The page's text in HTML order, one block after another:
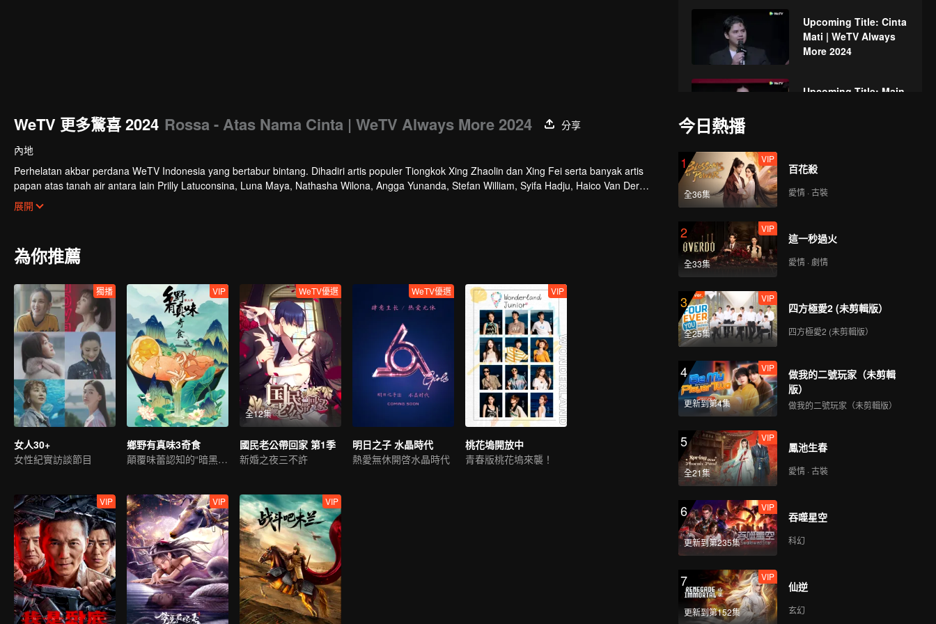
Upcoming Title: Cinta
Mati | WeTV Always
More 2024
Upcoming Title: Main
Upcoming Title:
Kawin Tangan | WeTV
Always More 2024
Upcoming Title: Dua
Wajah Arjuna | WeTV
Always More 2024
Upcoming Title:
Harus Kawin | WeTV
Always More 2024
Upcoming Title:
Selingkuh | WeTV
Always More 2024
Rossa - Sakura |
WeTV Always More
2024
WeTV 更多驚喜 2024 Rossa - Atas Nama Cinta | WeTV Always More 2024
分享
內地
Perhelatan akbar perdana WeTV Indonesia yang bertabur bintang. Dihadiri artis populer Tiongkok Xing Zhaolin dan Xing Fei serta banyak artis
papan atas tanah air antara lain Prilly Latuconsina, Luna Maya, Nathasha Wilona, Angga Yunanda, Stefan William, Syifa Hadju, Haico Van Der
Veken dan banyak lagi. Plus penampilan spesial dari Rossa. Di acara ini WeTV Indonesia juga mengumumkan WeTV Original series yang akan
tayang tahun mendatang.
展開
為你推薦
獨播
女人30+
女性紀實訪談節目
VIP
鄉野有真味3奇食
顛覆味蕾認知的“暗黑”美食
全12集
WeTV優選
國民老公帶回家 第1季
新婚之夜三不許
WeTV優選
明日之子 水晶時代
熱愛無休開啓水晶時代
VIP
桃花塢開放中
青春版桃花塢來襲！
VIP VIP VIP
今日熱播
1
全36集
VIP
百花殺
愛情 · 古裝
2
全33集
VIP
這一秒過火
愛情 · 劇情
3
全25集
VIP
四方極愛2 (未剪輯版）
四方極愛2 (未剪輯版）
4
更新到第4集
VIP
做我的二號玩家（未剪輯
版）
做我的二號玩家（未剪輯版）
5
全21集
VIP
鳳池生春
愛情 · 古裝
6
更新到第235集
VIP
吞噬星空
科幻
7
更新到第152集
VIP
仙逆
玄幻